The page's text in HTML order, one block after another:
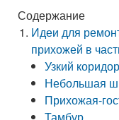
Содержание
Идеи для
прихожей в
Узкий коридор
Небольшая
Прихожая-